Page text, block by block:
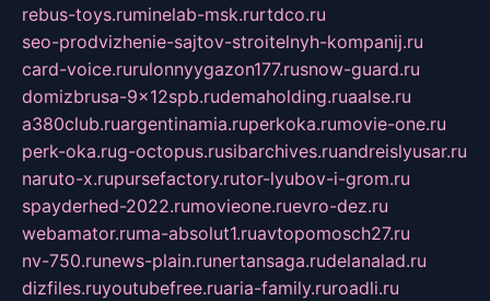
rebus-toys.ruminelab-msk.rurtdco.ru
seo-prodvizhenie-sajtov-stroitelnyh-kompanij.ru
card-voice.rurulonnyygazon177.rusnow-guard.ru
domizbrusa-9x12spb.rudemaholding.ruaalse.ru
a380club.ruargentinamia.ruperkoka.rumovie-one.ru
perk-oka.rug-octopus.rusibarchives.ruandreislyusar.ru
naruto-x.rupursefactory.rutor-lyubov-i-grom.ru
spayderhed-2022.rumovieone.ruevro-dez.ru
webamator.ruma-absolut1.ruavtopomosch27.ru
nv-750.runews-plain.runertansaga.rudelanalad.ru
dizfiles.ruyoutubefree.ruaria-family.ruroadli.ru